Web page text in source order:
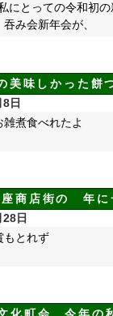
とっての令和初の
年会が、
味しかった餅
日
煮食べれたよ
座商店街の 年
日
もとれず